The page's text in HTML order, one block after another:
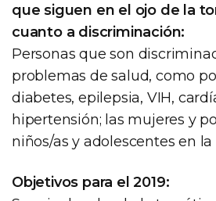
que siguen en el ojo de la
cuanto a discriminación:
Personas que son
problemas de salud, como
diabetes, epilepsia, VIH,
hipertensión; las mujeres y
niños/as y adolescentes en la
Objetivos para el 2019: